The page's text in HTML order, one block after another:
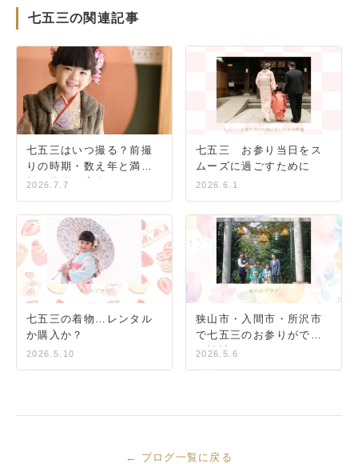
七五三の関連記事
七五三はいつ撮る？前撮
りの時期・数え年と満年
齢・準備の完全ガイド
2026.7.7
七五三 お参り当日をス
ムーズに過ごすために
2026.6.1
七五三の着物…レンタル
か購入か？
2026.5.10
狭山市・入間市・所沢市
で七五三のお参りができ
る神社
2026.5.6
← ブログ一覧に戻る